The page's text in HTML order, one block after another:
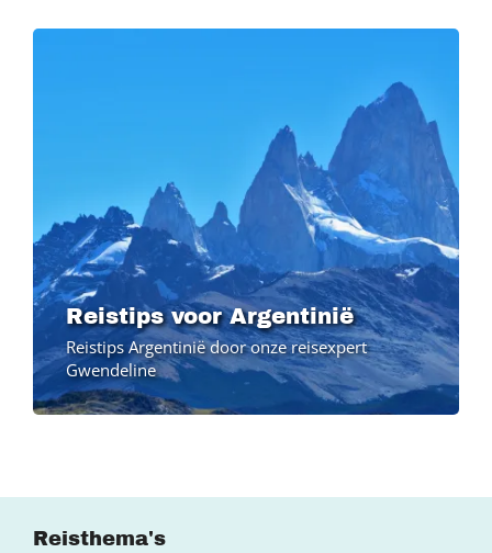
Reistips voor Argentinië
Reistips Argentinië door onze reisexpert
Gwendeline
Reisthema's